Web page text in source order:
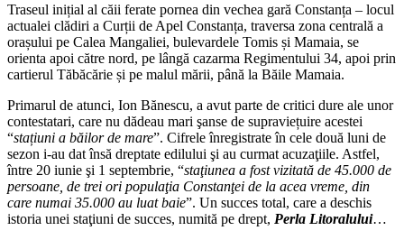
Traseul inițial al căii ferate pornea din vechea gară Constanța – locul
actualei clădiri a Curții de Apel Constanța, traversa zona centrală a
orașului pe Calea Mangaliei, bulevardele Tomis și Mamaia, se
orienta apoi către nord, pe lângă cazarma Regimentului 34, apoi prin
cartierul Tăbăcărie și pe malul mării, până la Băile Mamaia.
Primarul de atunci, Ion Bănescu, a avut parte de critici dure ale unor
contestatari, care nu dădeau mari şanse de supraviețuire acestei
“stațiuni a băilor de mare”. Cifrele înregistrate în cele două luni de
sezon i-au dat însă dreptate edilului şi au curmat acuzaţiile. Astfel,
între 20 iunie şi 1 septembrie, “staţiunea a fost vizitată de 45.000 de
persoane, de trei ori populaţia Constanţei de la acea vreme, din
care numai 35.000 au luat baie”. Un succes total, care a deschis
istoria unei staţiuni de succes, numită pe drept, Perla Litoralului…